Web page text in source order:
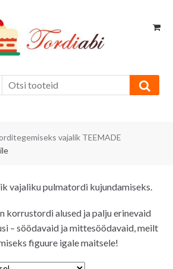
vajalik TEEMADE
vajaliku pulmatordi kujundamiseks.
korrustordi alused ja palju erinevaid
– söödavaid ja mittesöödavaid, meilt
figuure igale maitsele!